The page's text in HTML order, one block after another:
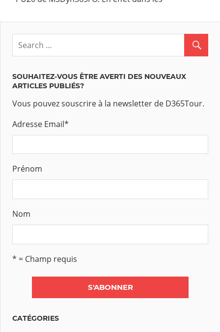
SOUHAITEZ-VOUS ÊTRE AVERTI DES NOUVEAUX
ARTICLES PUBLIÉS?
Vous pouvez souscrire à la newsletter de D365Tour.
Adresse Email*
Prénom
Nom
* = Champ requis
CATÉGORIES